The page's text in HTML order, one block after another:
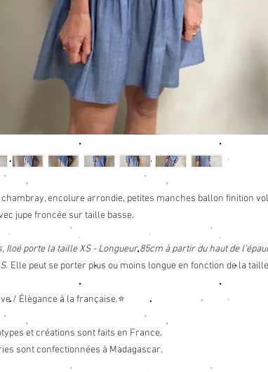
chambray, encolure arrondie, petites manches ballon finition
jupe froncée sur taille basse.
Iloé porte la taille XS - Longueur 85cm à partir du haut de
Elle peut se porter plus ou moins longue en fonction de la
/ Élègance à la française.⭐
et créations sont faits en France.
sont confectionnées à Madagascar.